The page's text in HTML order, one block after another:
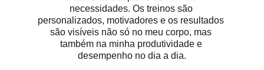
necessidades. Os treinos são
personalizados, motivadores e os resultados
são visíveis não só no meu corpo, mas
também na minha produtividade e
desempenho no dia a dia.